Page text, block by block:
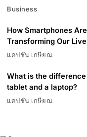
Business
How Smartphones Are
Transforming Our
แคปชั่น เกษียณ
What is the
tablet and a laptop?
แคปชั่น เกษียณ